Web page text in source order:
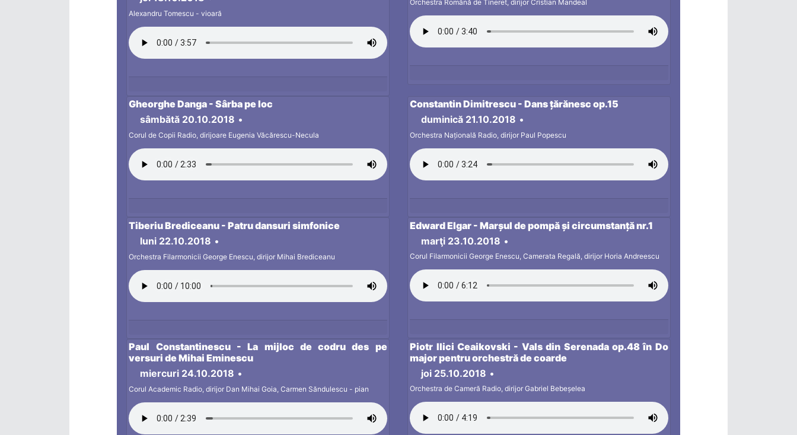
Alexandru Tomescu - vioară
Orchestra Română de Tineret, dirijor Cristian Mandeal
Gheorghe Danga - Sârba pe loc
sâmbătă 20.10.2018 •
Corul de Copii Radio, dirijoare Eugenia Văcărescu-Necula
Constantin Dimitrescu - Dans țărănesc op.15
duminică 21.10.2018 •
Orchestra Națională Radio, dirijor Paul Popescu
Tiberiu Brediceanu - Patru dansuri simfonice
luni 22.10.2018 •
Orchestra Filarmonicii George Enescu, dirijor Mihai Brediceanu
Edward Elgar - Marșul de pompă și circumstanță nr.1
marţi 23.10.2018 •
Corul Filarmonicii George Enescu, Camerata Regală, dirijor Horia Andreescu
Paul Constantinescu - La mijloc de codru des pe
versuri de Mihai Eminescu
miercuri 24.10.2018 •
Corul Academic Radio, dirijor Dan Mihai Goia, Carmen Săndulescu - pian
Piotr Ilici Ceaikovski - Vals din Serenada op.48 în Do
major pentru orchestră de coarde
joi 25.10.2018 •
Orchestra de Cameră Radio, dirijor Gabriel Bebeșelea